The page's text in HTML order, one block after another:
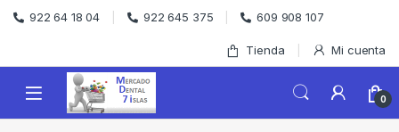
Skip to navigation
Skip to content
922 64 18 04 922 645 375 609 908 107
Tienda Mi cuenta
0